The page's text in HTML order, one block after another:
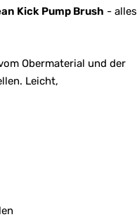
Kick Pump Brush - alles
Obermaterial und der
Leicht,